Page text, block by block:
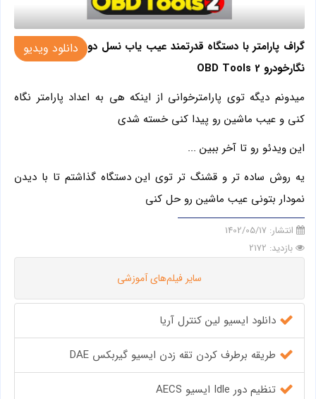
دانلود ویدیو
گراف پارامتر با دستگاه قدرتمند عیب یاب نسل دو
نگارخودرو OBD Tools 2
میدونم دیگه توی پارامترخوانی از اینکه هی به اعداد پارامتر نگاه
کنی و عیب ماشین رو پیدا کنی خسته شدی
این ویدئو رو تا آخر ببین ...
یه روش ساده تر و قشنگ تر توی این دستگاه گذاشتم تا با دیدن
نمودار بتونی عیب ماشین رو حل کنی
انتشار: 1402/05/17
بازدید: 2172
سایر فیلم‌های آموزشی
دانلود ایسیو لین کنترل آریا
طریقه برطرف کردن تقه زدن ایسیو گیربکس DAE
تنظیم دور Idle ایسیو AECS